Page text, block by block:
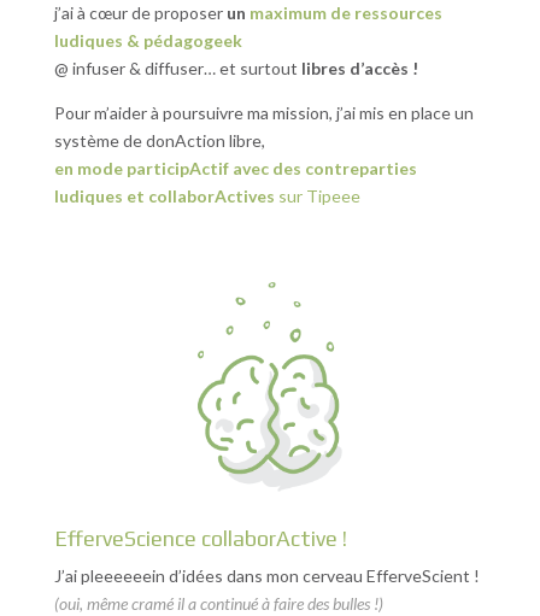
j’ai à cœur de proposer un maximum de ressources
ludiques & pédagogeek
@ infuser & diffuser… et surtout libres d’accès !
Pour m’aider à poursuivre ma mission, j’ai mis en place un
système de donAction libre,
en mode participActif avec des contreparties
ludiques et collaborActives sur Tipeee
EfferveScience collaborActive !
J’ai pleeeeeein d’idées dans mon cerveau EfferveScient !
(oui, même cramé il a continué à faire des bulles !)